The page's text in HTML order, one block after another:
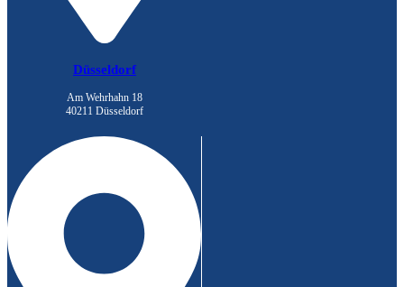
Düsseldorf
Am Wehrhahn 18
40211 Düsseldorf